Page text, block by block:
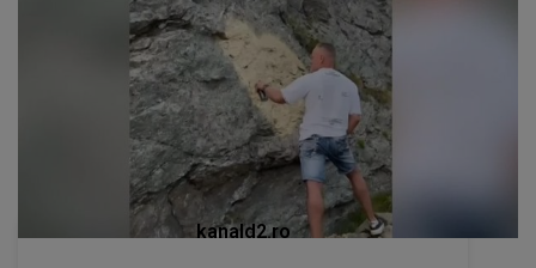
kanald2.ro
Un gest aparent romantic a stârnit
indignare și a declanșat o anchetă penală pe
Transfăgărășan
RECOMANDĂRI